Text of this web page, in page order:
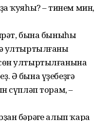
ҡуяһың? – тинем мин,
бы­на быныһы
ултыртылғаны
ултыртыл­ғанына
Ә бына үҙебеҙгә
сүпләп торам, –
бәрәңге алып ҡара